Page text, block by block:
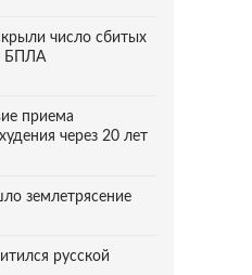
число сбитых
БПЛА
приема
через 20 лет
землетрясение
русской